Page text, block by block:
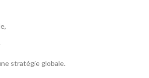
stratégie globale.